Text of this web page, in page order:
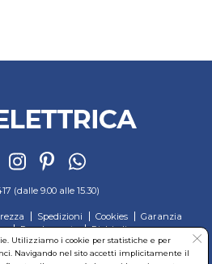
(dalle 9.00 alle 15.30)
Spedizioni Cookies
Garanzia
Regolamento Richiedi reso
Via Alcide de Gasperi, 74 - 04011 Aprilia (LT)
Utilizziamo i cookie per statistiche e per
Navigando nel sito accetti implicitamente il